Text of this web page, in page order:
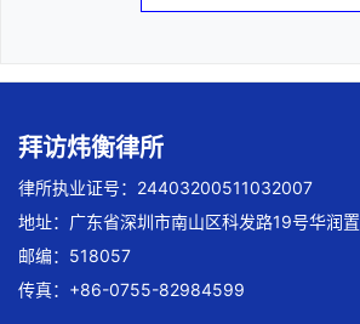
拜访炜衡律所
律所执业证号：24403200511032007
地址：广东省深圳市南山区科发路19号华润
邮编：518057
传真：+86-0755-82984599